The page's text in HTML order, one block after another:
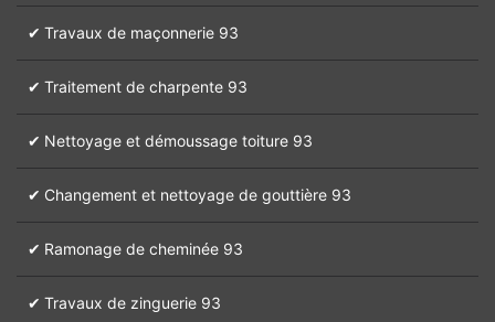
Travaux de maçonnerie 93
Traitement de charpente 93
Nettoyage et démoussage toiture 93
Changement et nettoyage de gouttière 93
Ramonage de cheminée 93
Travaux de zinguerie 93